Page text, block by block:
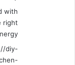
with
right
diy-